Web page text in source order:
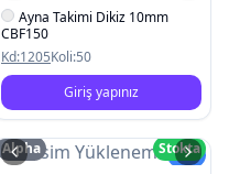
Ayna Takimi Dikiz 10mm
CBF150
Kd:1205Koli:50
Giriş yapınız
Resim YüklenemediYeni
Alpha
Stokta